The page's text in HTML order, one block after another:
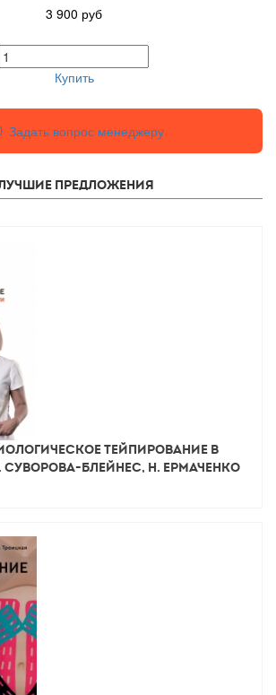
3 900 руб
Купить
Задать вопрос менеджеру
предложения
тейпирование в
Суворова-Блейнес, Н. Ермаченко